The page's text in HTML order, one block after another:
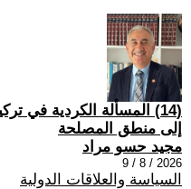
(14) المسألة الكردية في
إلى منطق المصلحة
مجيد حسو مراد
2026 / 8 / 9
السياسة والعلاقات الدولية